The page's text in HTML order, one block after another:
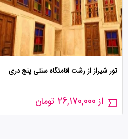
تور شیراز از رشت اقامتگاه سنتی پنج دری
از 26,170,000 تومان